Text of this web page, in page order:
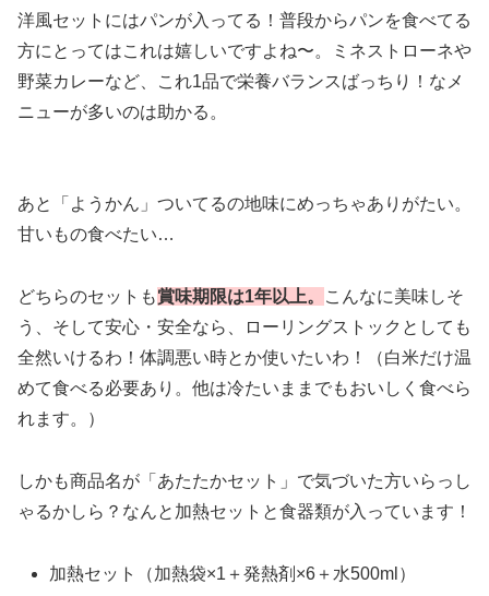
洋風セットにはパンが入ってる！普段からパンを食べてる
方にとってはこれは嬉しいですよね〜。ミネストローネや
野菜カレーなど、これ1品で栄養バランスばっちり！なメ
ニューが多いのは助かる。
あと「ようかん」ついてるの地味にめっちゃありがたい。
甘いもの食べたい…
どちらのセットも賞味期限は1年以上。
こんなに美味しそ
う、そして安心・安全なら、ローリングストックとしても
全然いけるわ！体調悪い時とか使いたいわ！（白米だけ温
めて食べる必要あり。他は冷たいままでもおいしく食べら
れます。）
しかも商品名が「あたたかセット」で気づいた方いらっし
ゃるかしら？なんと加熱セットと食器類が入っています！
加熱セット（加熱袋×1＋発熱剤×6＋水500ml）